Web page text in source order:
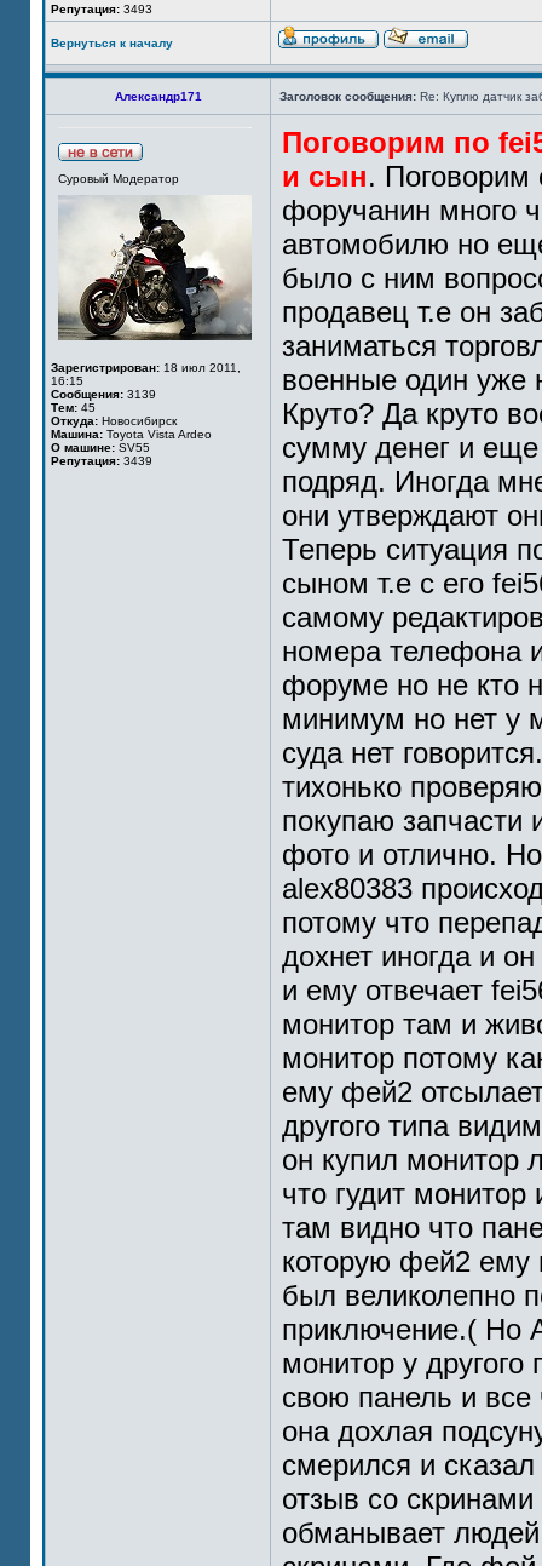
Репутация: 3493
Вернуться к началу
Александр171 Заголовок сообщения: Re: Куплю датчик
Суровый Модератор
Зарегистрирован: 18 июл 2011,
16:15
Сообщения: 3139
Тем: 45
Откуда: Новосибирск
Машина: Toyota Vista Ardeo
О машине: SV55
Репутация: 3439
Поговорим по
и сын. Поговорим
форучанин много
автомобилю но
было с ним
продавец т.е он
заниматься
военные один уже
Круто? Да круто
сумму денег и
подряд. Иногда
они утверждают
Теперь ситуация
сыном т.е с его
самому
номера телефона
форуме но не кто
минимум но нет у
суда нет
тихонько
покупаю запчасти
фото и отлично.
alex80383
потому что
дохнет иногда и
и ему отвечает
монитор там и
монитор потому
ему фей2
другого типа
он купил монитор
что гудит монитор
там видно что
которую фей2 ему
был великолепно
приключение.( Но
монитор у
свою панель и все
она дохлая
смерился и
отзыв со
обманывает